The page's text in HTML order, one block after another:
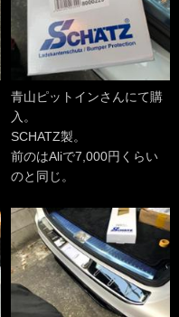
青山ピットインさんにて購
入。
SCHATZ製。
前のはAliで7,000円くらい
のと同じ。